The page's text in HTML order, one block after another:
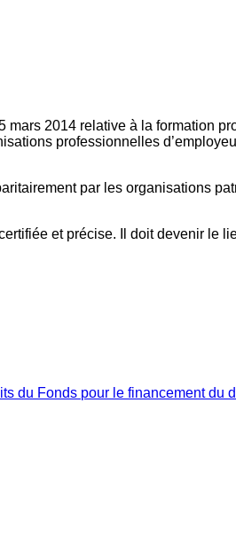
2014 relative à la formation
professionnelles
par les organisations
et précise. Il doit devenir le
du Fonds pour le financement du